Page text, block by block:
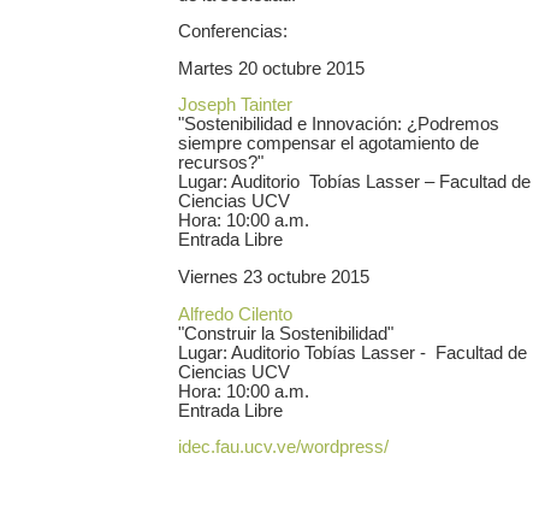
Conferencias:
Martes 20 octubre 2015
Joseph Tainter
"Sostenibilidad e Innovación: ¿Podremos
siempre compensar el agotamiento de
recursos?"
Lugar: Auditorio Tobías Lasser – Facultad de
Ciencias UCV
Hora: 10:00 a.m.
Entrada Libre
Viernes 23 octubre 2015
Alfredo Cilento
"Construir la Sostenibilidad"
Lugar: Auditorio Tobías Lasser - Facultad de
Ciencias UCV
Hora: 10:00 a.m.
Entrada Libre
idec.fau.ucv.ve/wordpress/